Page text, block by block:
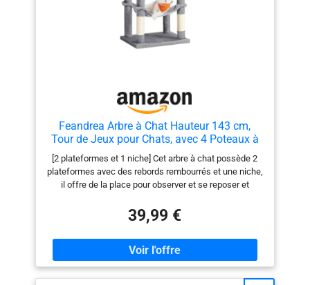
Feandrea Arbre à Chat Hauteur 143 cm,
Tour de Jeux pour Chats, avec 4 Poteaux à
Griffer, 2 Plateformes, 1 Niche, 1 Hamac, 2
Pompons, en Tissu Peluche, Multi-Niveaux,
Gris Clair PCT161W01
[2 plateformes et 1 niche] Cet arbre à chat possède 2
plateformes avec des rebords rembourrés et une niche,
il offre de la place pour observer et se reposer et
doux et confortable] Le hamac en tissu peluche
enveloppe confortablement votre minou et lui permet
de profiter de la chaleur et d’un moment de tranquillité.
Cet arbre confortable deviendra le lieu préféré de vos
chats [Facile à monter] Toutes les vis de cette tour de
jeu sont standard, sa structure est simple, la clé est
39,99 €